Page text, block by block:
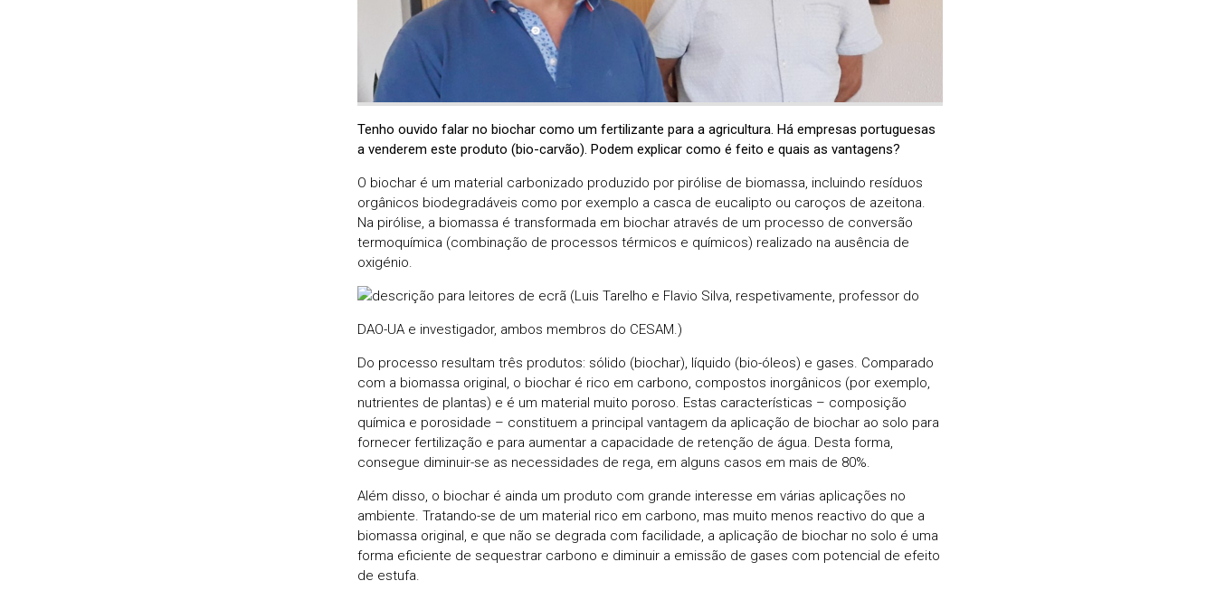
Tenho ouvido falar no biochar como um fertilizante para a agricultura. Há empresas portuguesas
a venderem este produto (bio-carvão). Podem explicar como é feito e quais as vantagens?
O biochar é um material carbonizado produzido por pirólise de biomassa, incluindo resíduos
orgânicos biodegradáveis como por exemplo a casca de eucalipto ou caroços de azeitona.
Na pirólise, a biomassa é transformada em biochar através de um processo de conversão
termoquímica (combinação de processos térmicos e químicos) realizado na ausência de
oxigénio.
(Luis Tarelho e Flavio Silva, respetivamente, professor do
DAO-UA e investigador, ambos membros do CESAM.)
Do processo resultam três produtos: sólido (biochar), líquido (bio-óleos) e gases. Comparado
com a biomassa original, o biochar é rico em carbono, compostos inorgânicos (por exemplo,
nutrientes de plantas) e é um material muito poroso. Estas características – composição
química e porosidade – constituem a principal vantagem da aplicação de biochar ao solo para
fornecer fertilização e para aumentar a capacidade de retenção de água. Desta forma,
consegue diminuir-se as necessidades de rega, em alguns casos em mais de 80%.
Além disso, o biochar é ainda um produto com grande interesse em várias aplicações no
ambiente. Tratando-se de um material rico em carbono, mas muito menos reactivo do que a
biomassa original, e que não se degrada com facilidade, a aplicação de biochar no solo é uma
forma eficiente de sequestrar carbono e diminuir a emissão de gases com potencial de efeito
de estufa.